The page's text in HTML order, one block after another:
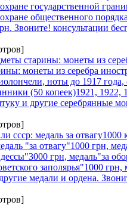
государственной
общественного
Звоните! консультации
]
монеты из серебра
ноты до 1917
(50 копеек)1921, 1922,
и другие серебрянные
]
"за отвагу"1000 грн,
грн, медаль"за
заполярья"1000
медали и ордена.
]